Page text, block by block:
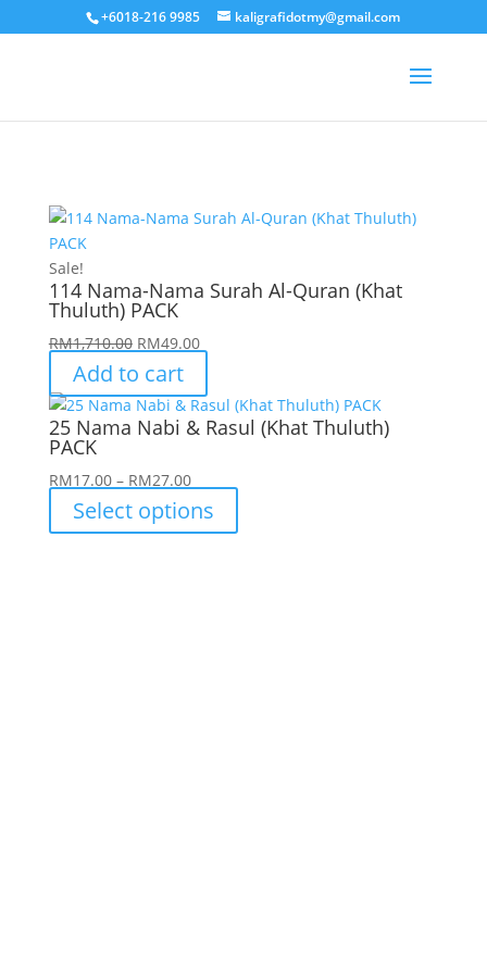
+6018-216 9985 kaligrafidotmy@gmail.com
Sale!
114 Nama-Nama Surah Al-Quran (Khat
Thuluth) PACK
RM1,710.00 Original
price
was:
RM1,710.00.
RM49.00Current
is:
RM49.00.
Add to cart
25 Nama Nabi & Rasul (Khat Thuluth)
PACK
RM17.00 – RM27.00Price
range:
RM17.00
Select options